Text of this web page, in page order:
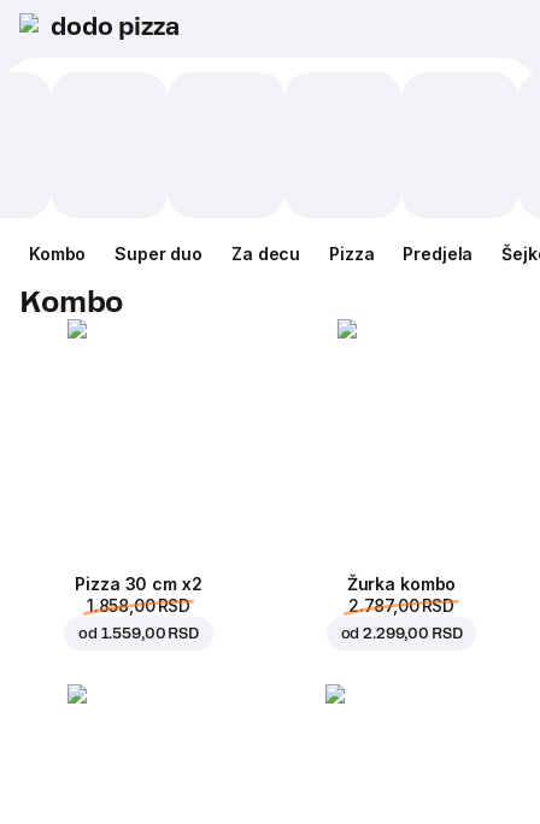
dodo pizza
Kombo Super duo Za decu Pizza Predjela
Kombo
Pizza 30 cm x2
1.858,00 RSD
od 1.559,00 RSD
Žurka kombo
2.787,00 RSD
od2.299,00 RSD